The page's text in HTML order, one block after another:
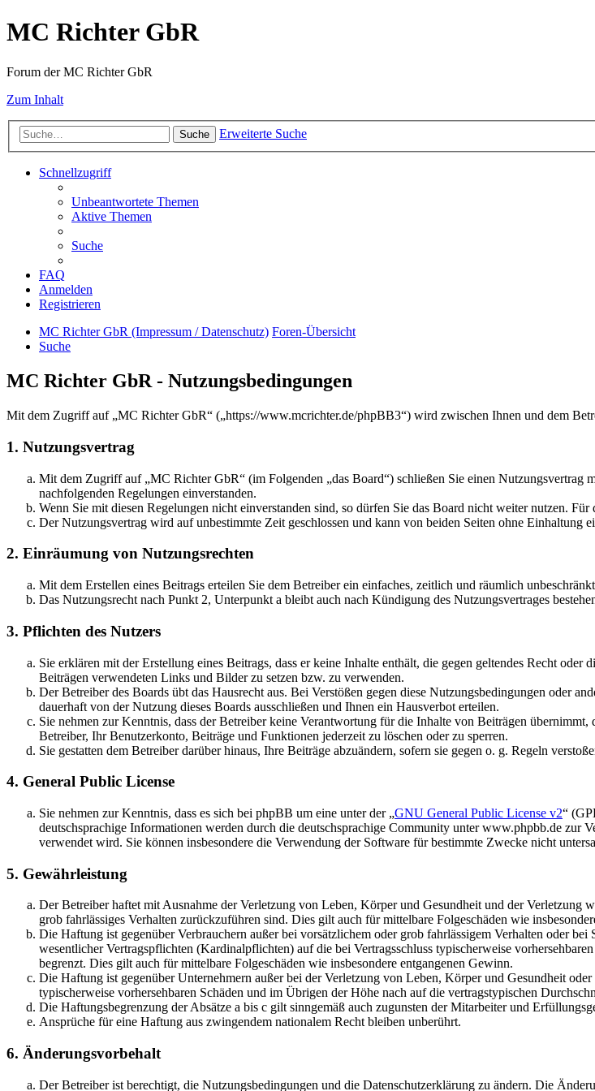
MC Richter GbR
Forum der MC Richter GbR
Zum Inhalt
Suche Erweiterte Suche
Schnellzugriff
Unbeantwortete Themen
Aktive Themen
Suche
FAQ
Anmelden
Registrieren
MC Richter GbR (Impressum / Datenschutz) Foren-Übersicht
Suche
MC Richter GbR - Nutzungsbedingungen
Mit dem Zugriff auf „MC Richter GbR“ („https://www.mcrichter.de/phpBB3“) wird zwischen Ihnen und dem
1. Nutzungsvertrag
Mit dem Zugriff auf „MC Richter GbR“ (im Folgenden „das Board“) schließen Sie einen Nutzungsvertrag
nachfolgenden Regelungen einverstanden.
Wenn Sie mit diesen Regelungen nicht einverstanden sind, so dürfen Sie das Board nicht weiter nutzen.
Der Nutzungsvertrag wird auf unbestimmte Zeit geschlossen und kann von beiden Seiten ohne Einhaltung
2. Einräumung von Nutzungsrechten
Mit dem Erstellen eines Beitrags erteilen Sie dem Betreiber ein einfaches, zeitlich und räumlich
Das Nutzungsrecht nach Punkt 2, Unterpunkt a bleibt auch nach Kündigung des Nutzungsvertrages
3. Pflichten des Nutzers
Sie erklären mit der Erstellung eines Beitrags, dass er keine Inhalte enthält, die gegen geltendes Recht
Beiträgen verwendeten Links und Bilder zu setzen bzw. zu verwenden.
Der Betreiber des Boards übt das Hausrecht aus. Bei Verstößen gegen diese Nutzungsbedingungen oder
dauerhaft von der Nutzung dieses Boards ausschließen und Ihnen ein Hausverbot erteilen.
Sie nehmen zur Kenntnis, dass der Betreiber keine Verantwortung für die Inhalte von Beiträgen
Betreiber, Ihr Benutzerkonto, Beiträge und Funktionen jederzeit zu löschen oder zu sperren.
Sie gestatten dem Betreiber darüber hinaus, Ihre Beiträge abzuändern, sofern sie gegen o. g. Regeln
4. General Public License
Sie nehmen zur Kenntnis, dass es sich bei phpBB um eine unter der „GNU General Public License v2“
deutschsprachige Informationen werden durch die deutschsprachige Community unter www.phpbb.de
verwendet wird. Sie können insbesondere die Verwendung der Software für bestimmte Zwecke nicht
5. Gewährleistung
Der Betreiber haftet mit Ausnahme der Verletzung von Leben, Körper und Gesundheit und der
grob fahrlässiges Verhalten zurückzuführen sind. Dies gilt auch für mittelbare Folgeschäden wie
Die Haftung ist gegenüber Verbrauchern außer bei vorsätzlichem oder grob fahrlässigem Verhalten oder
wesentlicher Vertragspflichten (Kardinalpflichten) auf die bei Vertragsschluss typischerweise
begrenzt. Dies gilt auch für mittelbare Folgeschäden wie insbesondere entgangenen Gewinn.
Die Haftung ist gegenüber Unternehmern außer bei der Verletzung von Leben, Körper und Gesundheit
typischerweise vorhersehbaren Schäden und im Übrigen der Höhe nach auf die vertragstypischen
Die Haftungsbegrenzung der Absätze a bis c gilt sinngemäß auch zugunsten der Mitarbeiter und
Ansprüche für eine Haftung aus zwingendem nationalem Recht bleiben unberührt.
6. Änderungsvorbehalt
Der Betreiber ist berechtigt, die Nutzungsbedingungen und die Datenschutzerklärung zu ändern. Die